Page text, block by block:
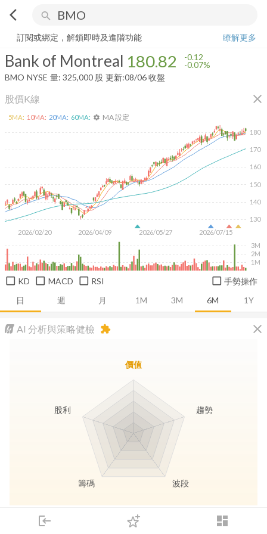
arrow_back_ios search
login dashboard
下單
Bank of Montreal 180.82
訂閱或綁定，解鎖即時及進階功能
瞭解更多
Bank of Montreal 180.82 -0.12
-0.07%
BMO NYSE 量: 325,000 股 更新:08/06 收盤
股價K線 close
日 週 月 1M 3M 6M 1Y
2026/02/20 2026/04/09 2026/05/27 2026/07/15
130
140
150
160
170
180
1M
2M
3M
5MA: 10MA: 20MA: 60MA: settings MA 設定
KD MACD RSI 手勢操作
AI 分析與策略健檢 close
extension
長線價值 存股收息
價值
趨勢
波段
籌碼
股利